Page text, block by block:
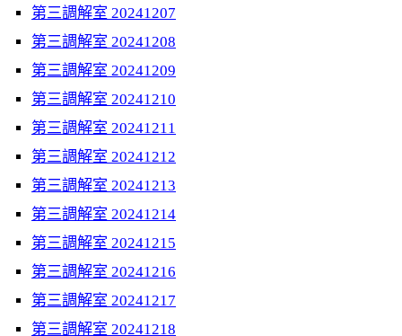
第三調解室 20241207
第三調解室 20241208
第三調解室 20241209
第三調解室 20241210
第三調解室 20241211
第三調解室 20241212
第三調解室 20241213
第三調解室 20241214
第三調解室 20241215
第三調解室 20241216
第三調解室 20241217
第三調解室 20241218